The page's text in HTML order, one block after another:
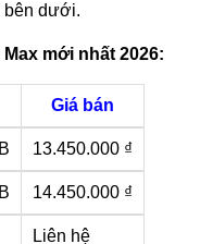
bên dưới.
mới nhất 2026:
Giá bán
13.450.000 ₫
14.450.000 ₫
Liên hệ